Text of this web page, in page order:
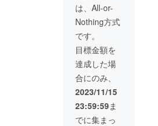
は、All-or-
Nothing方式
です。
目標金額を
達成した場
合にのみ、
2023/11/15
23:59:59ま
でに集まっ